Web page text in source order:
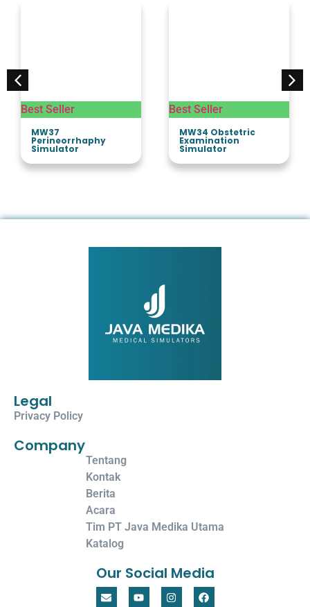
Best Seller
MW37
Perineorrhaphy
Simulator
Best Seller
MW34 Obstetric
Examination
Simulator
Legal
Privacy Policy
Tentang
Kontak
Berita
Acara
Tim PT Java Medika Utama
Katalog
Company
Our Social Media